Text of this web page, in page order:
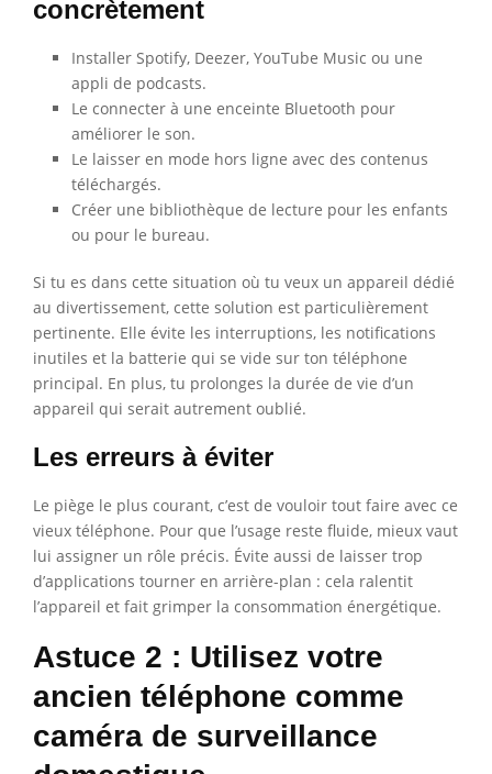
concrètement
Installer Spotify, Deezer, YouTube Music ou une
appli de podcasts.
Le connecter à une enceinte Bluetooth pour
améliorer le son.
Le laisser en mode hors ligne avec des contenus
téléchargés.
Créer une bibliothèque de lecture pour les enfants
ou pour le bureau.
Si tu es dans cette situation où tu veux un appareil dédié
au divertissement, cette solution est particulièrement
pertinente. Elle évite les interruptions, les notifications
inutiles et la batterie qui se vide sur ton téléphone
principal. En plus, tu prolonges la durée de vie d’un
appareil qui serait autrement oublié.
Les erreurs à éviter
Le piège le plus courant, c’est de vouloir tout faire avec ce
vieux téléphone. Pour que l’usage reste fluide, mieux vaut
lui assigner un rôle précis. Évite aussi de laisser trop
d’applications tourner en arrière-plan : cela ralentit
l’appareil et fait grimper la consommation énergétique.
Astuce 2 : Utilisez votre
ancien téléphone comme
caméra de surveillance